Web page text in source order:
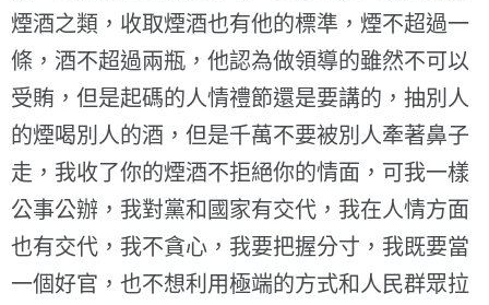
煙酒之類，收取煙酒也有他的標準，煙不超過一
條，酒不超過兩瓶，他認為做領導的雖然不可以
受賄，但是起碼的人情禮節還是要講的，抽別人
的煙喝別人的酒，但是千萬不要被別人牽著鼻子
走，我收了你的煙酒不拒絕你的情面，可我一樣
公事公辦，我對黨和國家有交代，我在人情方面
也有交代，我不貪心，我要把握分寸，我既要當
一個好官，也不想利用極端的方式和人民群眾拉